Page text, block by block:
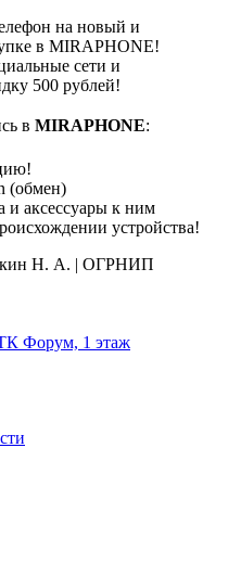
на новый и
в MIRAPHONE!
сети и
500 рублей!
в MIRAPHONE:
(обмен)
и аксессуары к ним
устройства!
Н. А. | ОГРНИП
Форум, 1 этаж